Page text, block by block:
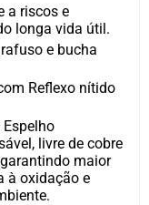
a riscos e
longa vida útil.
e bucha
Reflexo nítido
Espelho
livre de cobre
maior
à oxidação e